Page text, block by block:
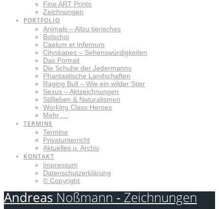
Fine ART Prints
Zeichnungen
PORTFOLIO
Animals – Allzu tierisches
Bolschoi
Caelum et Infernum
Cityskapes – Sehenswürdigkeiten
Das Portrait
Die Schuhe der Jedermanns
Phantastische Landschaften
Raging Bull – Wie ein wilder Stier
Sexus – Aktzeichnungen
Stillleben & Naturalismen
Working Class Heroes
Mehr …
TERMINE
Termine
Privatunterricht
Aktuelles u. Archiv
KONTAKT
Impressum
Datenschutzerklärung
© Copyright
Andreas Noßmann - Zeichnungen